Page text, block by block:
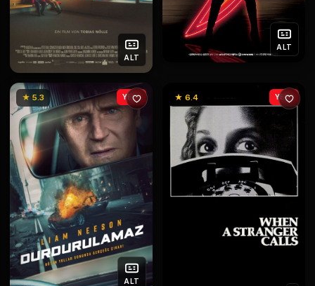
ALT
ALT
★ 5.3
ALT
YENİ ★ 6.4 YENİ